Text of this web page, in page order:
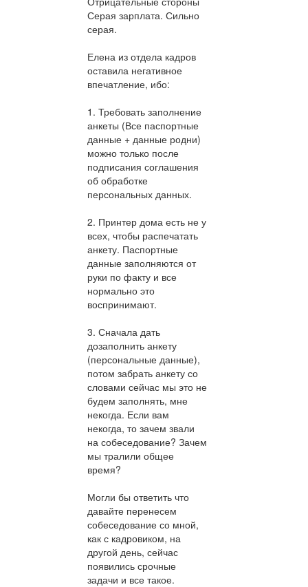
Серая зарплата. Сильно
серая.
Елена из отдела кадров
оставила негативное
впечатление, ибо:
1. Требовать заполнение
анкеты (Все паспортные
данные + данные родни)
можно только после
подписания соглашения
об обработке
персональных данных.
2. Принтер дома есть не у
всех, чтобы распечатать
анкету. Паспортные
данные заполняются от
руки по факту и все
нормально это
воспринимают.
3. Сначала дать
дозаполнить анкету
(персональные данные),
потом забрать анкету со
словами сейчас мы это не
будем заполнять, мне
некогда. Если вам
некогда, то зачем звали
на собеседование? Зачем
мы тралили общее
время?
Могли бы ответить что
давайте перенесем
собеседование со мной,
как с кадровиком, на
другой день, сейчас
появились срочные
задачи и все такое.